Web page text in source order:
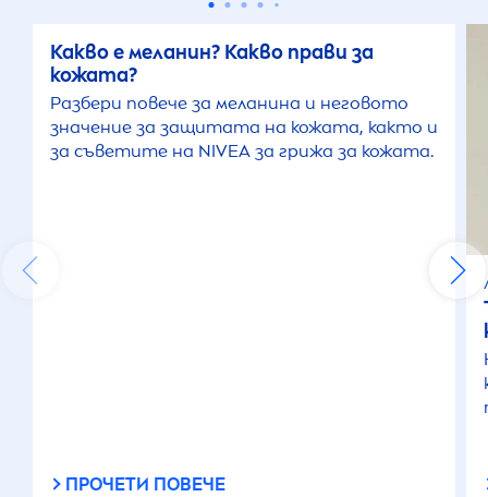
Какво е меланин? Какво прави за
кожата?
Разбери повече за меланина и неговото
значение за защитата на кожата, както и
за съветите на NIVEA за грижа за кожата.
ПРОЧЕТИ ПОВЕЧЕ